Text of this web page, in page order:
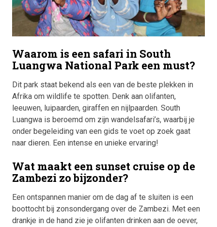
Waarom is een safari in South
Luangwa National Park een must?
Dit park staat bekend als een van de beste plekken in
Afrika om wildlife te spotten. Denk aan olifanten,
leeuwen, luipaarden, giraffen en nijlpaarden. South
Luangwa is beroemd om zijn wandelsafari’s, waarbij je
onder begeleiding van een gids te voet op zoek gaat
naar dieren. Een intense en unieke ervaring!
Wat maakt een sunset cruise op de
Zambezi zo bijzonder?
Een ontspannen manier om de dag af te sluiten is een
boottocht bij zonsondergang over de Zambezi. Met een
drankje in de hand zie je olifanten drinken aan de oever,